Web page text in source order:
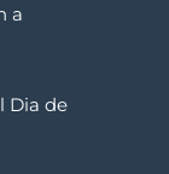
a
Dia de